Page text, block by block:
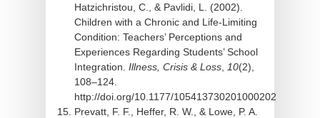
Hatzichristou, C., & Pavlidi, L. (2002).
Children with a Chronic and Life-Limiting
Condition: Teachers’ Perceptions and
Experiences Regarding Students’ School
Integration. Illness, Crisis & Loss 10(2),
108–124.
http://doi.org/10.1177/105413730201000202
Prevatt, F. F., Heffer, R. W., & Lowe, P. A.